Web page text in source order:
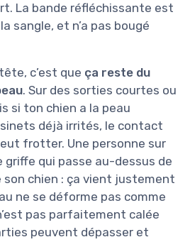
La bande réfléchissante est
sangle, et n’a pas bougé
c’est que ça reste du
. Sur des sorties courtes ou
si ton chien a la peau
déjà irrités, le contact
frotter. Une personne sur
griffe qui passe au-dessus de
son chien : ça vient justement
ne se déforme pas comme
pas parfaitement calée
peuvent dépasser et